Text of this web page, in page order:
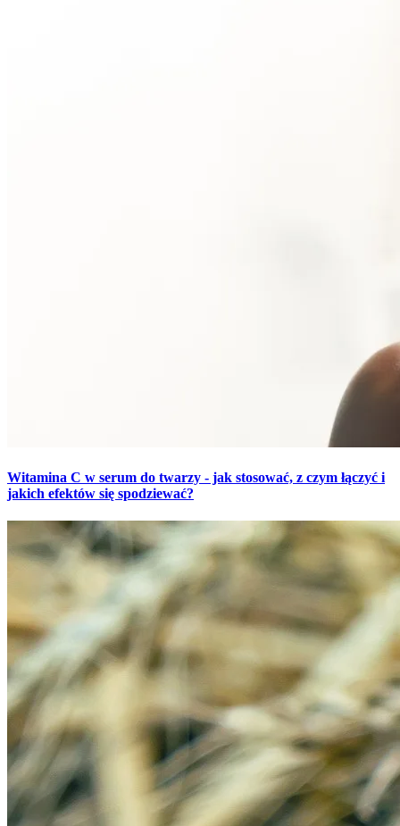
Witamina C w serum do twarzy - jak stosować, z czym łączyć i
jakich efektów się spodziewać?